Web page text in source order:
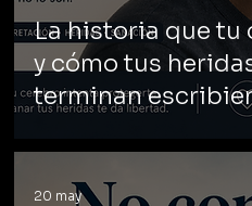
La historia que tu
y cómo tus
terminan
20 may